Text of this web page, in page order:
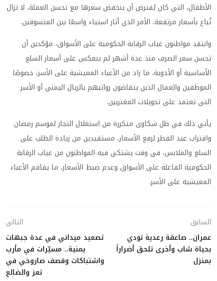
الأطفال، التي كان يُفترض أن ينخفض سعرها مع تحسن العملة، لا تزال
تُباع بأسعار مرتفعة، الأمر الذي أثار استياء واسعًا بين المتسوقين.
وانتقد مواطنون غياب الرقابة الحكومية على الأسواق، مؤكدين أن
تحسن سعر الصرف منذ عدة أشهر لم ينعكس على أسعار السلع
الأساسية أو الأدوية، ما زاد من الأعباء المعيشية على الأسر، خصوصًا
الموظفين والعمال الذين يتقاضون رواتبهم بالريال اليمني أو الأسر
التي تعتمد على تحويلات المغتربين.
يأتي ذلك في ظل شكاوى متكررة من استغلال التجار لموسم رمضان
واقتراب عيد الفطر لرفع الأسعار، مستفيدين من زيادة الطلب على
السلع والملابس، في وقت يشتكي فيه المواطنون من غياب الرقابة
الحكومية الفاعلة على الأسواق وعدم ضبط الأسعار، ما يفاقم الأعباء
المعيشية على الأسر.
السابق
عمران.. صاعقة رعدية تودي
بحياة شاب وأخرى تلحق أضراراً
بمنزل
التالي
تصعيد ميداني في عدة جبهات
يمنية.. مسيّرات في مأرب
واشتباكات وقصف صاروخي في
تعز والضالع